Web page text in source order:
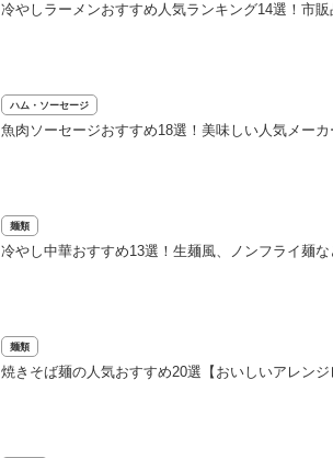
冷やしラーメンおすすめ人気ランキング14選！市
ハム・ソーセージ
魚肉ソーセージおすすめ18選！美味しい人気メー
麺類
冷やし中華おすすめ13選！生麺風、ノンフライ麺な
麺類
焼きそば麺の人気おすすめ20選【おいしいアレン